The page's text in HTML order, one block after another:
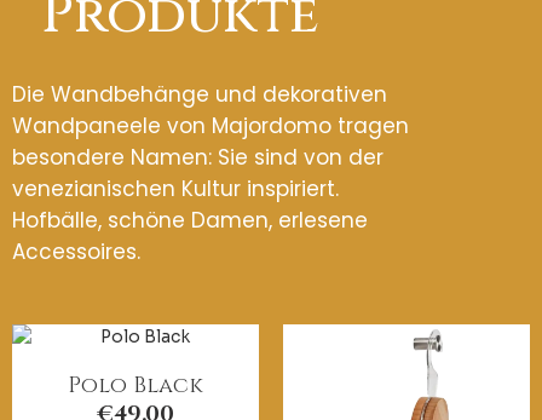
Produkte
Die Wandbehänge und dekorativen
Wandpaneele von Majordomo tragen
besondere Namen: Sie sind von der
venezianischen Kultur inspiriert.
Hofbälle, schöne Damen, erlesene
Accessoires.
Polo Black